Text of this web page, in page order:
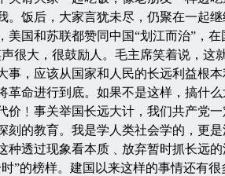
。饭后，大家言犹未尽，仍聚在一起
美国和苏联都赞同中国“划江而治”，
很大，很鼓励人。毛主席笑着说，
事，应该从国家和人民的长远利益根
革命进行到底。如果不是这样，搞什
价﹗事关举国长远大计，我们共产党
刻的教育。我是学人类社会学的，更
种透过现象看本质﹑放弃暂时抓长远
”的榜样。建国以来这样的事情还有很